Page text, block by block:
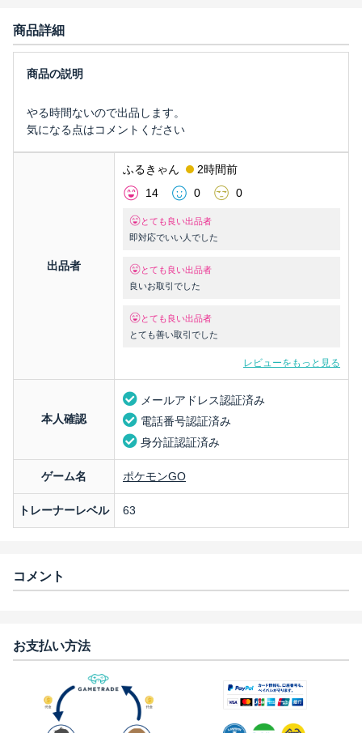
商品詳細
やる時間ないので出品します。
気になる点はコメントください
出品者
ふるきゃん
2時間前
14
0 0
とても良い出品者
即対応でいい人でした
とても良い出品者
良いお取引でした
とても良い出品者
とても善い取引でした
レビューをもっと見る
本人確認
メールアドレス認証済み
電話番号認証済み
身分証認証済み
ゲーム名 ポケモンGO
トレーナーレベル 63
コメント
お支払い方法